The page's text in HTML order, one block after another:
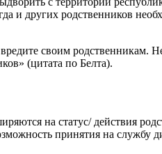
и других родственников
своим родственникам.
(цитата по Белта).
на статус/ действия
принятия на